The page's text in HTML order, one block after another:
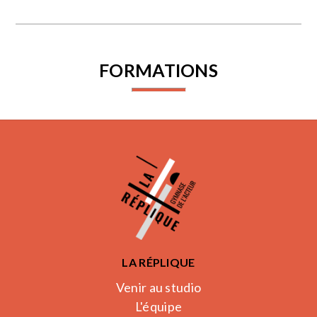
FORMATIONS
LA RÉPLIQUE
Venir au studio
L'équipe